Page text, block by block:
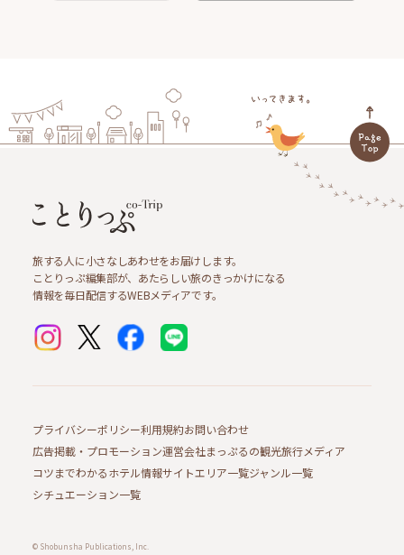
旅する人に小さなしあわせをお届けします。
ことりっぷ編集部が、あたらしい旅のきっかけになる
情報を毎日配信するWEBメディアです。
プライバシーポリシー利用規約お問い合わせ
広告掲載・プロモーション運営会社まっぷるの観光旅行メディア
コツまでわかるホテル情報サイトエリア一覧ジャンル一覧
シチュエーション一覧
© Shobunsha Publications, Inc.